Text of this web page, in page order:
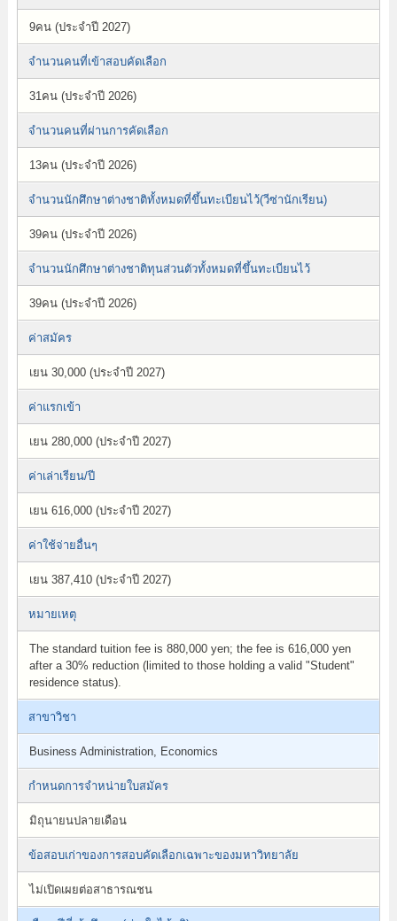
9คน (ประจำปี 2027)
จำนวนคนที่เข้าสอบคัดเลือก
31คน (ประจำปี 2026)
จำนวนคนที่ผ่านการคัดเลือก
13คน (ประจำปี 2026)
จำนวนนักศึกษาต่างชาติทั้งหมดที่ขึ้นทะเบียนไว้(วีซ่านักเรียน)
39คน (ประจำปี 2026)
จำนวนนักศึกษาต่างชาติทุนส่วนตัวทั้งหมดที่ขึ้นทะเบียนไว้
39คน (ประจำปี 2026)
ค่าสมัคร
เยน 30,000 (ประจำปี 2027)
ค่าแรกเข้า
เยน 280,000 (ประจำปี 2027)
ค่าเล่าเรียน/ปี
เยน 616,000 (ประจำปี 2027)
ค่าใช้จ่ายอื่นๆ
เยน 387,410 (ประจำปี 2027)
หมายเหตุ
The standard tuition fee is 880,000 yen; the fee is 616,000 yen
after a 30% reduction (limited to those holding a valid "Student"
residence status).
สาขาวิชา
Business Administration, Economics
กำหนดการจำหน่ายใบสมัคร
มิถุนายนปลายเดือน
ข้อสอบเก่าของการสอบคัดเลือกเฉพาะของมหาวิทยาลัย
ไม่เปิดเผยต่อสาธารณชน